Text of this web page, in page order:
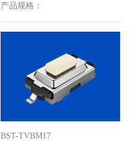
产品规格：
BST-TVBM17